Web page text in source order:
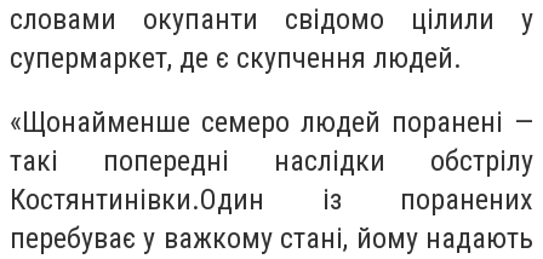
словами окупанти свідомо цілили у
супермаркет, де є скупчення людей.
«Щонайменше семеро людей поранені —
такі попередні наслідки обстрілу
Костянтинівки.Один із поранених
перебуває у важкому стані, йому надають